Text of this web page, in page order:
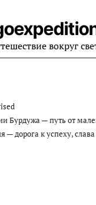
вокруг
Бурдужа — путь от
— дорога к успеху,